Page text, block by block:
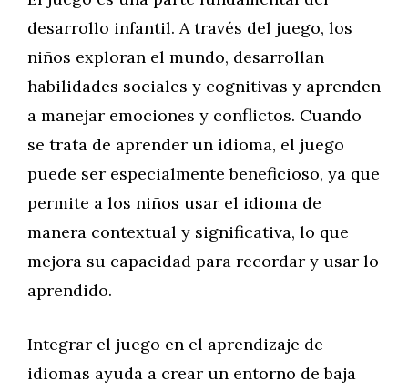
desarrollo infantil. A través del juego, los
niños exploran el mundo, desarrollan
habilidades sociales y cognitivas y aprenden
a manejar emociones y conflictos. Cuando
se trata de aprender un idioma, el juego
puede ser especialmente beneficioso, ya que
permite a los niños usar el idioma de
manera contextual y significativa, lo que
mejora su capacidad para recordar y usar lo
aprendido.
Integrar el juego en el aprendizaje de
idiomas ayuda a crear un entorno de baja